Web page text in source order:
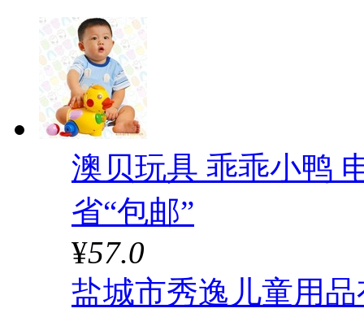
澳贝玩具 乖乖小鸭
省“包邮”
¥57.0
盐城市秀逸儿童用